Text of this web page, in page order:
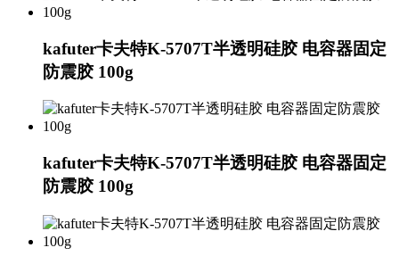
kafuter卡夫特K-5707T半透明硅胶 电容器固定
防震胶 100g
kafuter卡夫特K-5707T半透明硅胶 电容器固定
防震胶 100g